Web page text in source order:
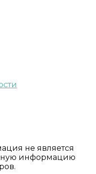
не является
информацию